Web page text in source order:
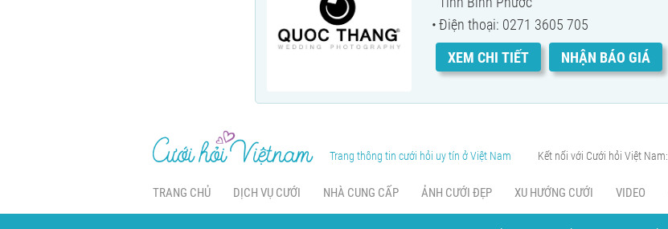
Điện thoại: 0271 3605 705
XEM CHI TIẾT
NHẬN BÁO GIÁ
Trang thông tin cưới hỏi uy tín ở Việt Nam Kết nối với Cưới hỏi Việt Nam:
TRANG CHỦ DỊCH VỤ CƯỚI NHÀ CUNG CẤP ẢNH CƯỚI ĐẸP XU HƯỚNG CƯỚI VIDEO